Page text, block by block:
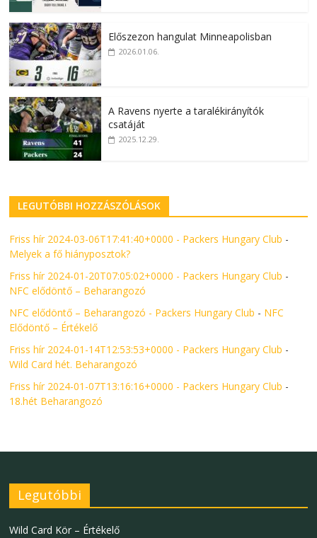
Előszezon hangulat Minneapolisban
2026.01.06.
A Ravens nyerte a taralékirányítók
csatáját
2025.12.29.
LEGUTÓBBI HOZZÁSZÓLÁSOK
Friss hír 2024-03-06T17:41:40+0000 - Packers Hungary Club -
Melyek a fő hiányposztok?
Friss hír 2024-01-20T07:05:02+0000 - Packers Hungary Club -
NFC elődöntő – Beharangozó
NFC elődöntő – Beharangozó - Packers Hungary Club - NFC
Elődöntő – Értékelő
Friss hír 2024-01-14T12:53:53+0000 - Packers Hungary Club -
Wild Card hét. Beharangozó
Friss hír 2024-01-07T13:16:16+0000 - Packers Hungary Club -
18.hét Beharangozó
Legutóbbi
Wild Card Kör – Értékelő